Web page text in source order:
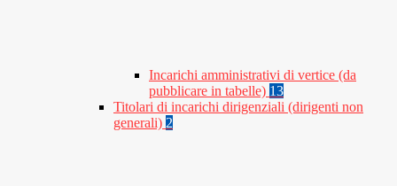
Incarichi amministrativi di vertice (da
pubblicare in tabelle) 13
Titolari di incarichi dirigenziali (dirigenti non
generali) 2